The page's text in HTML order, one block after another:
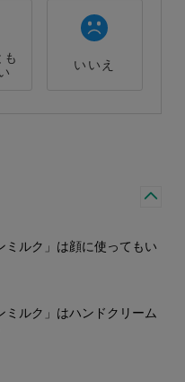
も
いいえ
ミルク」は顔に使ってもい
ミルク」はハンドクリーム